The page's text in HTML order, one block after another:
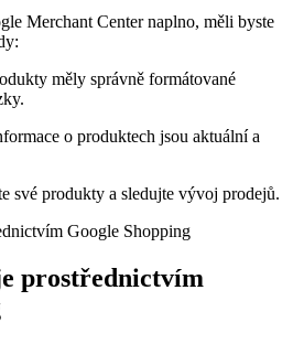
Merchant Center naplno, měli byste
měly správně formátované
o produktech jsou aktuální a
své produkty a sledujte vývoj prodejů.
prostřednictvím